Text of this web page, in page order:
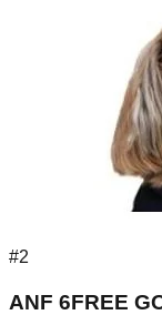
#2
ANF 6FREE